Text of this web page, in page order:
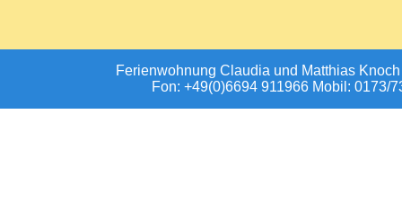
Ferienwohnung Claudia und Matthias
Fon: +49(0)6694 911966 Mobil: 0173/